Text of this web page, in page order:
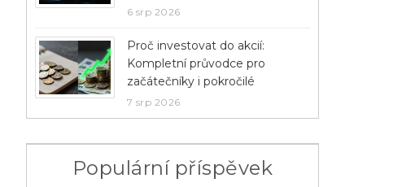
6 srp 2026
Proč investovat do akcií:
Kompletní průvodce pro
začátečníky i pokročilé
7 srp 2026
Populární příspěvek